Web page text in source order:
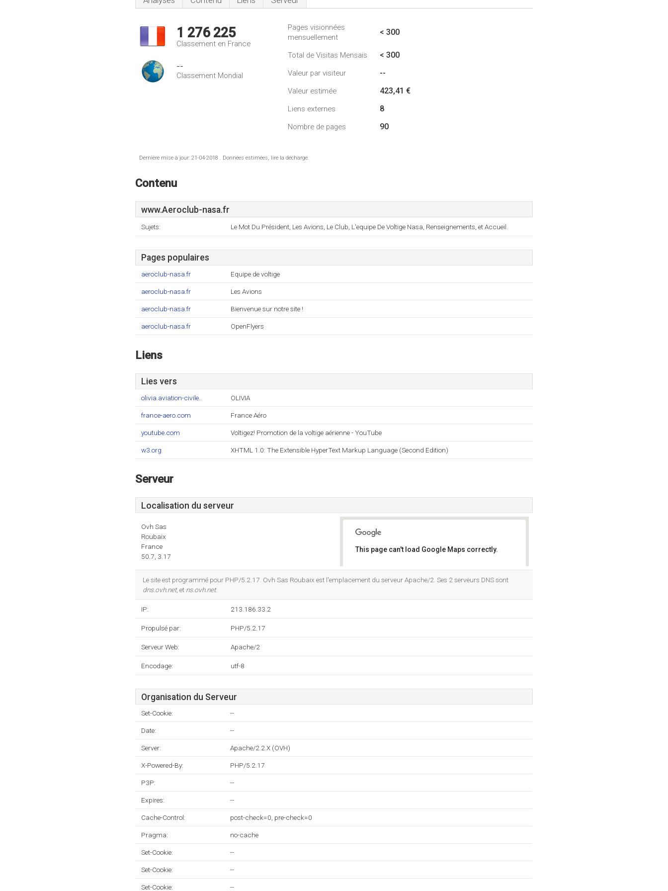
1 276 225
Classement en France
--
Classement Mondial
Pages visionnées
mensuellement
< 300
Total de Visitas Mensais < 300
Valeur par visiteur --
Valeur estimée 423,41 €
Liens externes 8
Nombre de pages 90
Dernière mise à jour: 21-04-2018 . Données estimées, lire la décharge.
Contenu
www.Aeroclub-nasa.fr
Sujets: Le Mot Du Président, Les Avions, Le Club, L'equipe De Voltige Nasa, Renseignements, et Accueil.
Pages populaires
aeroclub-nasa.fr Equipe de voltige
aeroclub-nasa.fr Les Avions
aeroclub-nasa.fr Bienvenue sur notre site !
aeroclub-nasa.fr OpenFlyers
Liens
Lies vers
olivia.aviation-civile.. OLIVIA
france-aero.com France Aéro
youtube.com Voltigez! Promotion de la voltige aérienne - YouTube
w3.org XHTML 1.0: The Extensible HyperText Markup Language (Second Edition)
Serveur
Localisation du serveur
Ovh Sas
Roubaix
France
50.7, 3.17
This page can't load Google Maps correctly.
Le site est programmé pour PHP/5.2.17. Ovh Sas Roubaix est l'emplacement du serveur Apache/2. Ses 2 serveurs DNS sont
dns.ovh.net, et ns.ovh.net.
IP: 213.186.33.2
Propulsé par: PHP/5.2.17
Serveur Web: Apache/2
Encodage: utf-8
Organisation du Serveur
Set-Cookie: --
Date: --
Server: Apache/2.2.X (OVH)
X-Powered-By: PHP/5.2.17
P3P: --
Expires: --
Cache-Control: post-check=0, pre-check=0
Pragma: no-cache
Set-Cookie: --
Set-Cookie: --
Set-Cookie: --